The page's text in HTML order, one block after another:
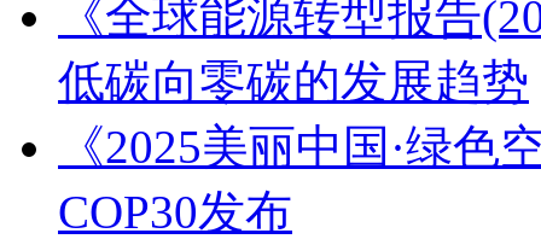
《全球能源转型报告
低碳向零碳的发展趋势
《2025美丽中国·绿
COP30发布